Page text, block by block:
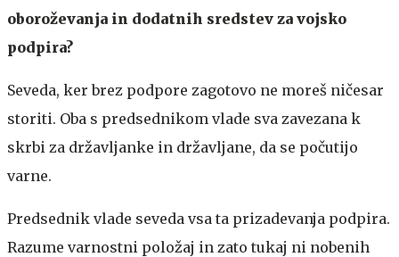
oboroževanja in dodatnih sredstev za vojsko
podpira?
Seveda, ker brez podpore zagotovo ne moreš ničesar
storiti. Oba s predsednikom vlade sva zavezana k
skrbi za državljanke in državljane, da se počutijo
varne.
Predsednik vlade seveda vsa ta prizadevanja podpira.
Razume varnostni položaj in zato tukaj ni nobenih